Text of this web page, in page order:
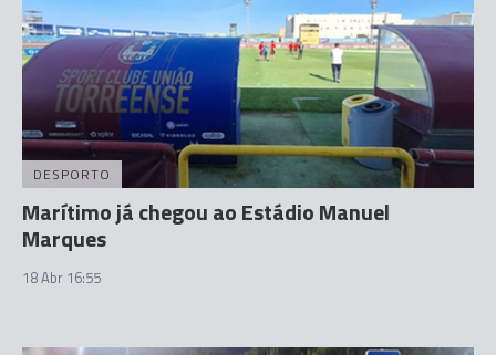
DESPORTO
Marítimo já chegou ao Estádio Manuel
Marques
18 Abr 16:55